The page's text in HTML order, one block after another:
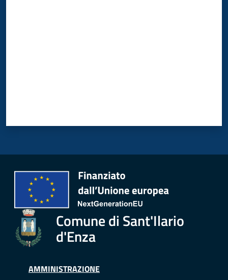
Comune di Sant'Ilario
d'Enza
AMMINISTRAZIONE